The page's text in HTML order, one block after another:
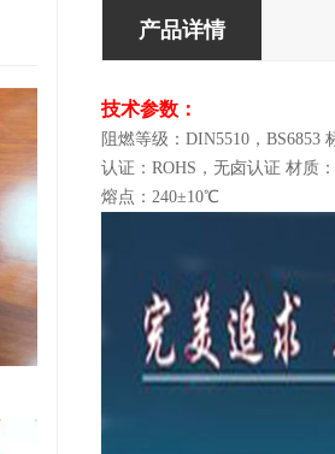
产品详情
技术参数：
阻燃等级：DIN5510，BS6853
认证：ROHS，无卤认证 材质
熔点：240±10℃